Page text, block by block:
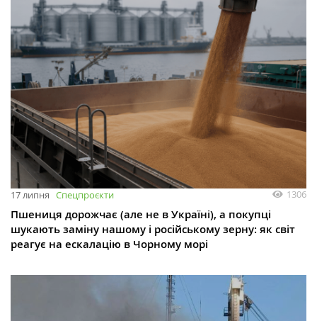
17 липня Спецпроєкти 1306
Пшениця дорожчає (але не в Україні), а покупці
шукають заміну нашому і російському зерну: як світ
реагує на ескалацію в Чорному морі